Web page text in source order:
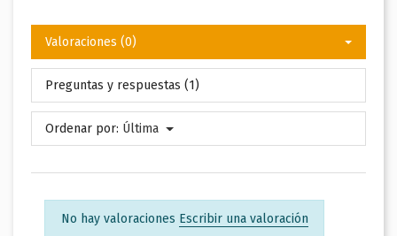
Valoraciones (0)
Preguntas y respuestas (1)
Ordenar por: Última
No hay valoraciones Escribir una valoración